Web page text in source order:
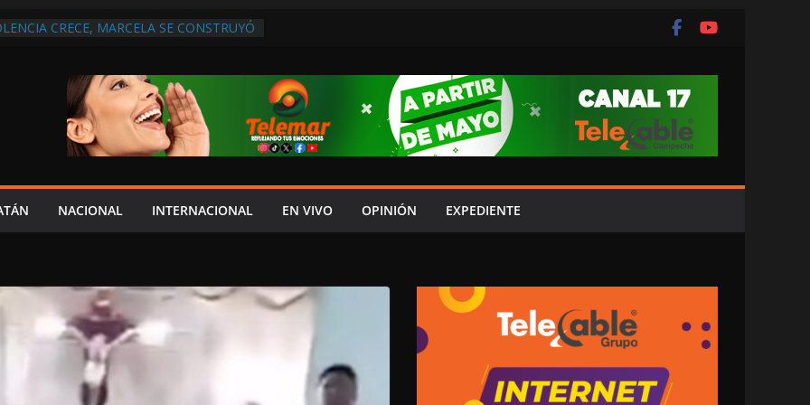
CRECE, MARCELA SE CONSTRUYÓ
EMPLEOS
NO PAGA A PROVEEDORES, PEMEX LA
HAY UN PROYECTO PARA
CULTURAL MULTIFUNCIONAL EN EL
MÉDICA PARA FIJAR
RESPONSABLE DEL ACCIDENTE
NACIONAL INTERNACIONAL EN VIVO OPINIÓN EXPEDIENTE